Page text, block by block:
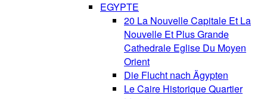
EGYPTE
20 La Nouvelle Capitale Et La
Nouvelle Et Plus Grande
Cathedrale Eglise Du Moyen
Orient
Die Flucht nach Ägypten
Le Caire Historique Quartier